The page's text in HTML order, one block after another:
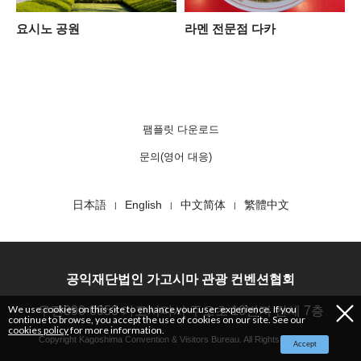
요시노 공원 라멘 전문점 다카
팸플릿 다운로드
문의(영어 대응)
日本語 English 中文简体 繁體中文
공익재단법인 가고시마 관광 컨벤션협회
우편890-0053 가고시마시 주오초 10번지 캰세 7층
Copyright Kagoshima Convention & Visitors Bureau. All Rights Reserved.
We use cookies on this site to enhance your user experience. If you
continue to browse, you accept the use of cookies on our site. See our
cookies policyfor more information.
Accept